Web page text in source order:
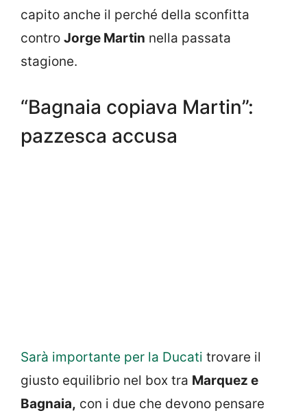
capito anche il perché della sconfitta
contro Jorge Martin nella passata
stagione.
“Bagnaia copiava Martin”:
pazzesca accusa
Sarà importante per la Ducati trovare il
giusto equilibrio nel box tra Marquez e
Bagnaia, con i due che devono pensare